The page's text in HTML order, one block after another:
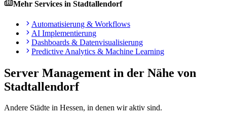
Mehr Services in Stadtallendorf
Automatisierung & Workflows
AI Implementierung
Dashboards & Datenvisualisierung
Predictive Analytics & Machine Learning
Server Management in der Nähe von
Stadtallendorf
Andere Städte in Hessen, in denen wir aktiv sind.